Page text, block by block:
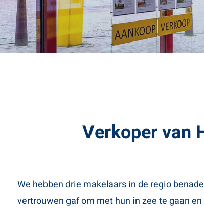
Verkoper van
We hebben drie makelaars in de regio
vertrouwen gaf om met hun in zee te gaan